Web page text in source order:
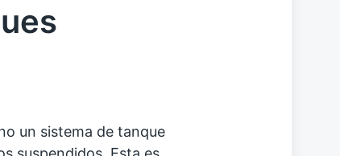
un sistema de tanque